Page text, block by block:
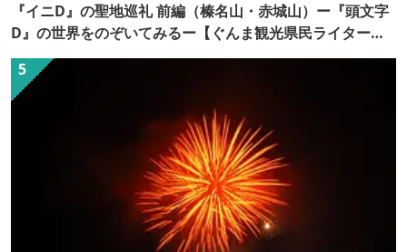
『イニD』の聖地巡礼 前編（榛名山・赤城山）ー『頭文字
D』の世界をのぞいてみるー【ぐんま観光県民ライター
（ぐん記者）】